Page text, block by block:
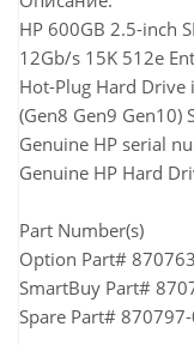
HP 600GB 2.5-inch
12Gb/s 15K 512e
Hot-Plug Hard Drive
(Gen8 Gen9 Gen10)
Genuine HP serial
Genuine HP Hard
Part Number(s)
Option Part#
SmartBuy Part#
Spare Part#